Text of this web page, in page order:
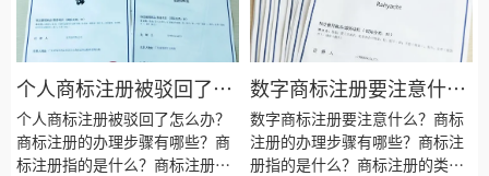
个人商标注册被驳回了怎
么办？
个人商标注册被驳回了怎么办？
商标注册的办理步骤有哪些？商
标注册指的是什么？商标注册的
数字商标注册要注意什
么？
数字商标注册要注意什么？商标
注册的办理步骤有哪些？商标注
册指的是什么？商标注册的类型